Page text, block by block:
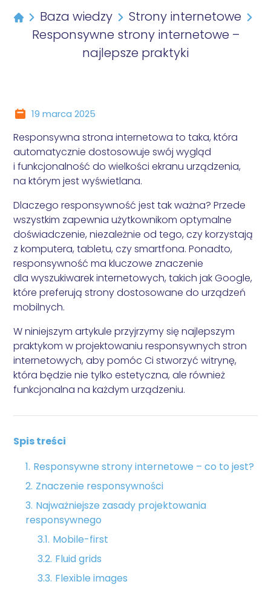
Programista WordPress
BEZPIECZEŃSTWO
Usuwanie wirusów WordPress
INTEGRACJE WORDPRESS
Czat na stronie
ASARI
Newsletter
Notowania i kursy
Comarch ERP Optima
PayU
inFakt
Fakturownia
Subiekt
Allegro
Audyt wydajności
Audyt WCAG
Consent Mode v2
WCAG
Deklaracja dostępności
Usługi graficzne
Szkolenie i doradztwo WordPress
Marketing WordPress
Optymalizacja LLM
AUDYTY MARKETINGOWE
Audyt SEO
Audyt Google Ads
Google Ads
Meta Ads
WDROŻENIE NARZĘDZI ANALITYCZNYCH
Google Tag Manager
Konfiguracja konwersji
Baza wiedzy
Strony internetowe
Responsywne strony internetowe –
najlepsze praktyki
19 marca 2025
Responsywna strona internetowa to taka, która
automatycznie dostosowuje swój wygląd
i funkcjonalność do wielkości ekranu urządzenia,
na którym jest wyświetlana.
Dlaczego responsywność jest tak ważna? Przede
wszystkim zapewnia użytkownikom optymalne
doświadczenie, niezależnie od tego, czy korzystają
z komputera, tabletu, czy smartfona. Ponadto,
responsywność ma kluczowe znaczenie
dla wyszukiwarek internetowych, takich jak Google,
które preferują strony dostosowane do urządzeń
mobilnych.
W niniejszym artykule przyjrzymy się najlepszym
praktykom w projektowaniu responsywnych stron
internetowych, abypomóc Ci stworzyć witrynę,
która będzie nie tylko estetyczna, ale również
funkcjonalna na każdym urządzeniu.
Spis treści
Responsywne strony internetowe – co to jest?
Znaczenie responsywności
Najważniejsze zasady projektowania
responsywnego
Mobile-first
Fluid grids
Flexible images